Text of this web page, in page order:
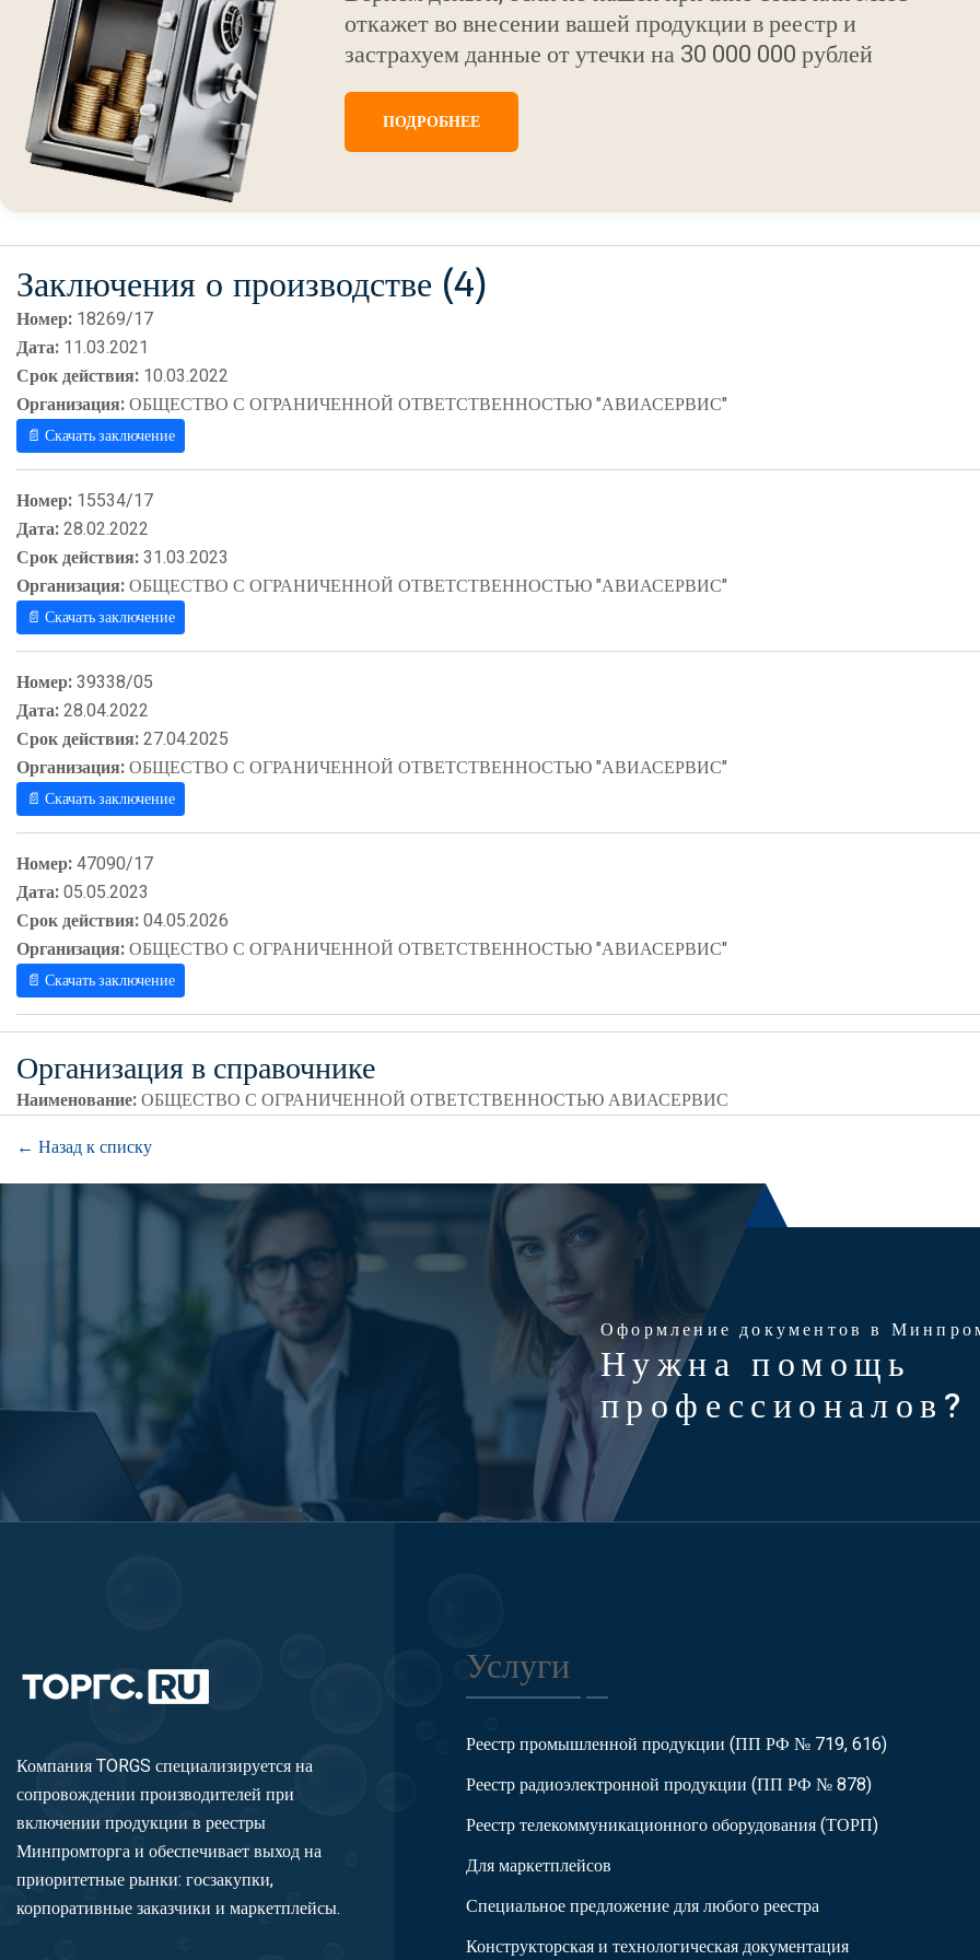
откажет во внесении вашей продукции в реестр и
застрахуем данные от утечки на 30 000 000 рублей
ПОДРОБНЕЕ
Заключения о производстве (4)
Номер: 18269/17
Дата: 11.03.2021
Срок действия: 10.03.2022
Организация:ОБЩЕСТВО С ОГРАНИЧЕННОЙ ОТВЕТСТВЕННОСТЬЮ "АВИАСЕРВИС"
📄 Скачать заключение
Номер: 15534/17
Дата:28.02.2022
Срок действия:31.03.2023
Организация:ОБЩЕСТВО С ОГРАНИЧЕННОЙ ОТВЕТСТВЕННОСТЬЮ "АВИАСЕРВИС"
📄 Скачать заключение
Номер:39338/05
Дата:28.04.2022
Срок действия:27.04.2025
Организация:ОБЩЕСТВО С ОГРАНИЧЕННОЙ ОТВЕТСТВЕННОСТЬЮ "АВИАСЕРВИС"
📄 Скачать заключение
Номер:47090/17
Дата:05.05.2023
Срок действия:04.05.2026
Организация:ОБЩЕСТВО С ОГРАНИЧЕННОЙ ОТВЕТСТВЕННОСТЬЮ "АВИАСЕРВИС"
📄 Скачать заключение
Организация в справочнике
Наименование:ОБЩЕСТВО С ОГРАНИЧЕННОЙ ОТВЕТСТВЕННОСТЬЮ АВИАСЕРВИС
← Назад к списку
Оформление документов в
Нужна помощь
профессионалов?
Компания TORGS специализируется на
сопровождении производителей при
включении продукции в реестры
Минпромторга и обеспечивает выход на
приоритетные рынки: госзакупки,
корпоративные заказчики и маркетплейсы.
Услуги
Реестр промышленной продукции (ПП РФ № 719, 616)
Реестр радиоэлектронной продукции (ПП РФ № 878)
Реестр телекоммуникационного оборудования (ТОРП)
Для маркетплейсов
Специальное предложение для любого реестра
Конструкторская и технологическая документация